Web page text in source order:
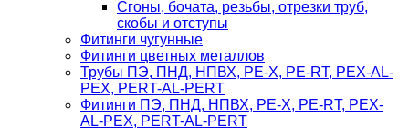
Сгоны, бочата, резьбы, отрезки труб,
скобы и отступы
Фитинги чугунные
Фитинги цветных металлов
Трубы ПЭ, ПНД, НПВХ, PE-X, PE-RT, PEX-AL-
PEX, PERT-AL-PERT
Фитинги ПЭ, ПНД, НПВХ, PE-X, PE-RT, PEX-
AL-PEX, PERT-AL-PERT